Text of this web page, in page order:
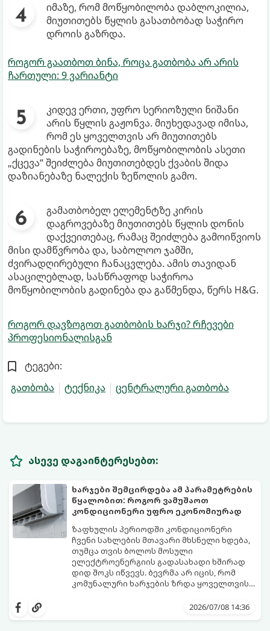
იმაზე, რომ მოწყობილობა დაბლოკილია,
მიუთითებს წყლის გასათბობად საჭირო
დროის გაზრდა.
როგორ გაათბოთ ბინა, როცა გათბობა არ არის
ჩართული: 9 ვარიანტი
კიდევ ერთი, უფრო სერიოზული ნიშანი
არის წყლის გაჟონვა. მიუხედავად იმისა,
რომ ეს ყოველთვის არ მიუთითებს
გადინების საჭიროებაზე, მოწყობილობის ასეთი
„ქცევა“ შეიძლება მიუთითებდეს ქვაბის შიდა
დაზიანებაზე ნალექის ზეწოლის გამო.
გამათბობელ ელემენტზე კირის
დაგროვებაზე მიუთითებს წყლის დონის
დაქვეითებაც, რამაც შეიძლება გამოიწვიოს
მისი დამწვრობა და, საბოლოო ჯამში,
ძვირადღირებული ჩანაცვლება. ამის თავიდან
ასაცილებლად, სასწრაფოდ საჭიროა
მოწყობილობის გადინება და გაწმენდა, წერს H&G.
როგორ დავზოგოთ გათბობის ხარჯი? რჩევები
პროფესიონალისგან
ტეგები:
გათბობა
ტექნიკა ცენტრალური გათბობა
ასევე დაგაინტერესებთ:
ხარჯები შემცირდება ამ პარამეტრების
წყალობით: როგორ ვამუშაოთ
კონდიციონერი უფრო ეკონომიურად
ზაფხულის პერიოდში კონდიციონერი
ჩვენი სახლების მთავარი მხსნელი ხდება,
თუმცა თვის ბოლოს მოსული
ელექტროენერგიის გადასახადი ხშირად
დიდ შოკს იწვევს. ბევრმა არ იცის, რომ
კომუნალური ხარჯების ზრდა ყოველთვის
მიზეზი მისი არასწორი ექსპლუატაცია და
პარამეტრი, რომლებიც დაგეხმარებათ
2026/07/08 14:36